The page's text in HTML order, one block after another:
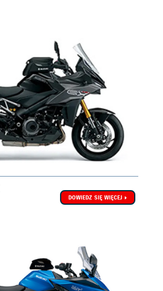
DOWIEDZ SIĘ WIĘCEJ